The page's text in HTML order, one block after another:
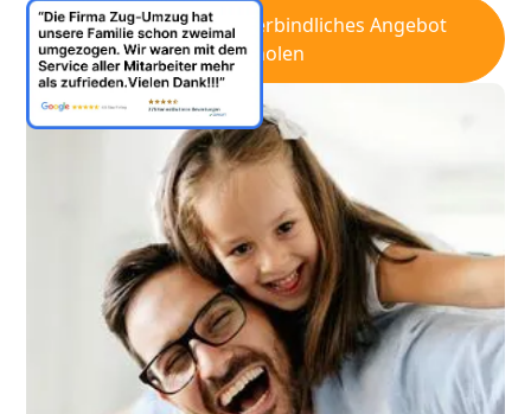
Kostenfreies & unverbindliches Angebot
einholen